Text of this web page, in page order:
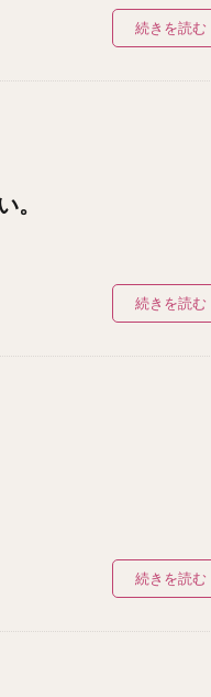
続きを読む
。
続きを読む
続きを読む